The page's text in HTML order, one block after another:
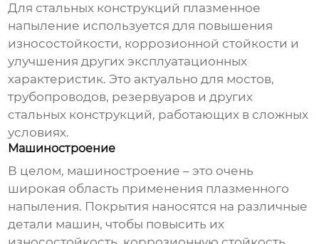
Для стальных конструкций плазменное
напыление используется для повышения
износостойкости, коррозионной стойкости и
улучшения других эксплуатационных
характеристик. Это актуально для мостов,
трубопроводов, резервуаров и других
стальных конструкций, работающих в сложных
условиях.
Машиностроение
В целом, машиностроение – это очень
широкая область применения плазменного
напыления. Покрытия наносятся на различные
детали машин, чтобы повысить их